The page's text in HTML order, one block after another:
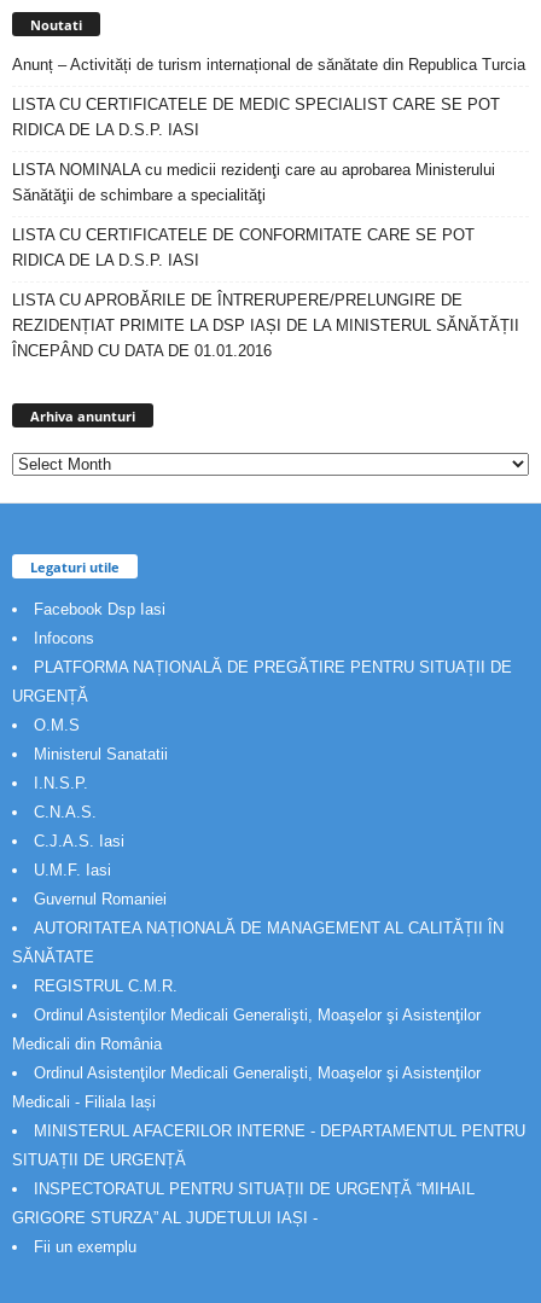
Noutati
Anunț – Activități de turism internațional de sănătate din Republica Turcia
LISTA CU CERTIFICATELE DE MEDIC SPECIALIST CARE SE POT
RIDICA DE LA D.S.P. IASI
LISTA NOMINALA cu medicii rezidenţi care au aprobarea Ministerului
Sănătăţii de schimbare a specialităţi
LISTA CU CERTIFICATELE DE CONFORMITATE CARE SE POT
RIDICA DE LA D.S.P. IASI
LISTA CU APROBĂRILE DE ÎNTRERUPERE/PRELUNGIRE DE
REZIDENȚIAT PRIMITE LA DSP IAȘI DE LA MINISTERUL SĂNĂTĂȚII
ÎNCEPÂND CU DATA DE 01.01.2016
Arhiva anunturi
Legaturi utile
Facebook Dsp Iasi
Infocons
PLATFORMA NAȚIONALĂ DE PREGĂTIRE PENTRU SITUAȚII DE
URGENȚĂ
O.M.S
Ministerul Sanatatii
I.N.S.P.
C.N.A.S.
C.J.A.S. Iasi
U.M.F. Iasi
Guvernul Romaniei
AUTORITATEA NAȚIONALĂ DE MANAGEMENT AL CALITĂȚII ÎN
SĂNĂTATE
REGISTRUL C.M.R.
Ordinul Asistenţilor Medicali Generalişti, Moaşelor şi Asistenţilor
Medicali din România
Ordinul Asistenţilor Medicali Generalişti, Moaşelor şi Asistenţilor
Medicali - Filiala Iași
MINISTERUL AFACERILOR INTERNE - DEPARTAMENTUL PENTRU
SITUAȚII DE URGENȚĂ
INSPECTORATUL PENTRU SITUAȚII DE URGENȚĂ “MIHAIL
GRIGORE STURZA” AL JUDETULUI IAȘI -
Fii un exemplu